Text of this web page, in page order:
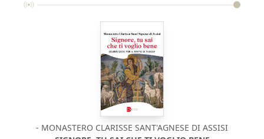
- MONASTERO CLARISSE SANT'AGNESE DI ASSISI